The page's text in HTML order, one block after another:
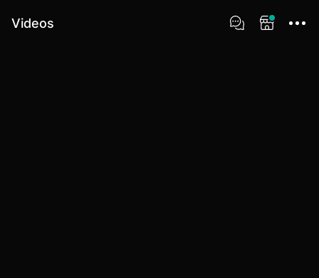
Videos